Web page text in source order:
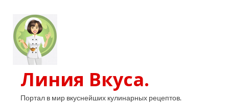
Линия Вкуса.
Портал в мир вкуснейших кулинарных рецептов.